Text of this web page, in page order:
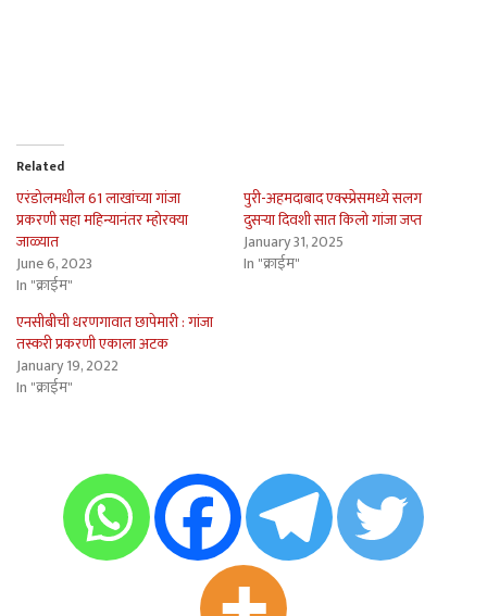
Related
एरंडोलमधील 61 लाखांच्या गांजा
प्रकरणी सहा महिन्यानंतर म्होरक्या
जाळ्यात
June 6, 2023
In "क्राईम"
पुरी-अहमदाबाद एक्स्प्रेसमध्ये सलग
दुसर्‍या दिवशी सात किलो गांजा जप्त
January 31, 2025
In "क्राईम"
एनसीबीची धरणगावात छापेमारी : गांजा
तस्करी प्रकरणी एकाला अटक
January 19, 2022
In "क्राईम"